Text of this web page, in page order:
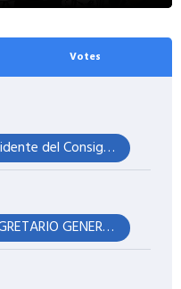
Votes
Massimo CARRARA - Presidente del Consiglio
Dott. Vittorio MELIS - SEGRETARIO GENERALE